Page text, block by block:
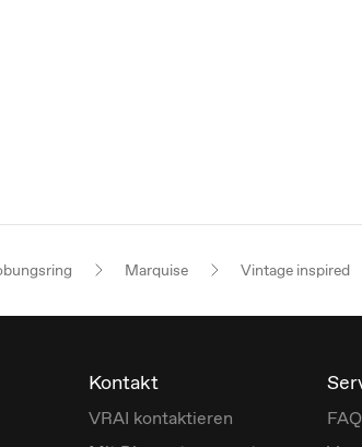
Marquise Vintage inspired
Kontakt
VRAI kontaktieren
FAQ